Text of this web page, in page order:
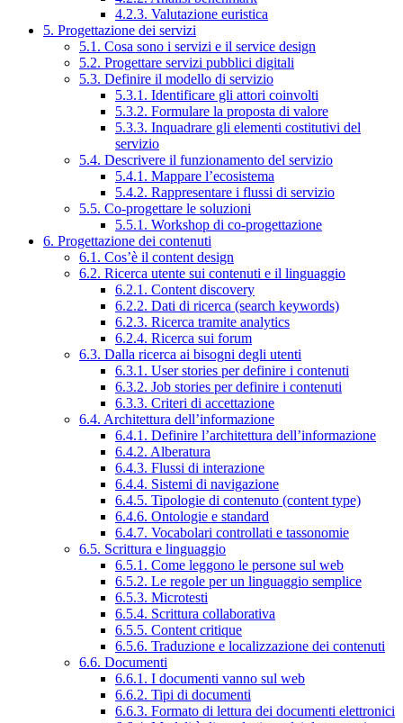
4.2.3. Valutazione euristica
5. Progettazione dei servizi
5.1. Cosa sono i servizi e il service design
5.2. Progettare servizi pubblici digitali
5.3. Definire il modello di servizio
5.3.1. Identificare gli attori coinvolti
5.3.2. Formulare la proposta di valore
5.3.3. Inquadrare gli elementi costitutivi del
servizio
5.4. Descrivere il funzionamento del servizio
5.4.1. Mappare l’ecosistema
5.4.2. Rappresentare i flussi di servizio
5.5. Co-progettare le soluzioni
5.5.1. Workshop di co-progettazione
6. Progettazione dei contenuti
6.1. Cos’è il content design
6.2. Ricerca utente sui contenuti e il linguaggio
6.2.1. Content discovery
6.2.2. Dati di ricerca (search keywords)
6.2.3. Ricerca tramite analytics
6.2.4. Ricerca sui forum
6.3. Dalla ricerca ai bisogni degli utenti
6.3.1. User stories per definire i contenuti
6.3.2. Job stories per definire i contenuti
6.3.3. Criteri di accettazione
6.4. Architettura dell’informazione
6.4.1. Definire l’architettura dell’informazione
6.4.2. Alberatura
6.4.3. Flussi di interazione
6.4.4. Sistemi di navigazione
6.4.5. Tipologie di contenuto (content type)
6.4.6. Ontologie e standard
6.4.7. Vocabolari controllati e tassonomie
6.5. Scrittura e linguaggio
6.5.1. Come leggono le persone sul web
6.5.2. Le regole per un linguaggio semplice
6.5.3. Microtesti
6.5.4. Scrittura collaborativa
6.5.5. Content critique
6.5.6. Traduzione e localizzazione dei contenuti
6.6. Documenti
6.6.1. I documenti vanno sul web
6.6.2. Tipi di documenti
6.6.3. Formato di lettura dei documenti elettronici